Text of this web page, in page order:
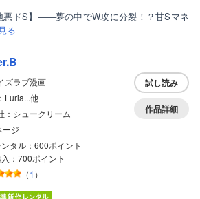
悪ドS】――夢の中でW攻に分裂！？甘Sマネ
る
ズラブ漫画
Luria...他
：シュークリーム
ージ
タル：600ポイント
：700ポイント
（1 ）
試し読み
作品詳細